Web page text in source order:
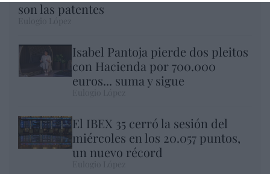
son las patentes
Isabel Pantoja pierde dos pleitos
con Hacienda por 700.000
euros... suma y sigue
El IBEX 35 cerró la sesión del
miércoles en los 20.057 puntos,
un nuevo récord